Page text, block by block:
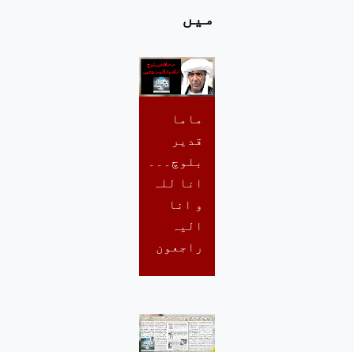
میں
ماما
قدیر
بلوچ۔۔۔
انا للہ
و انا
الیہ
راجعون